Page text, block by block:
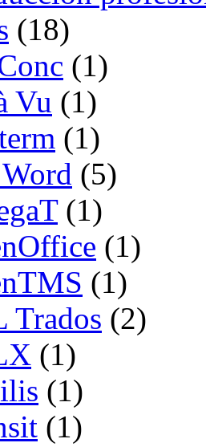
(18)
(1)
Vu (1)
(1)
(5)
(1)
(1)
(1)
Trados (2)
(1)
(1)
(1)